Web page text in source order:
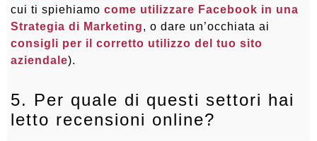
cui ti spiehiamo come utilizzare Facebook in una
Strategia di Marketing, o dare un’occhiata ai
consigli per il corretto utilizzo del tuo sito
aziendale).
5. Per quale di questi settori hai
letto recensioni online?